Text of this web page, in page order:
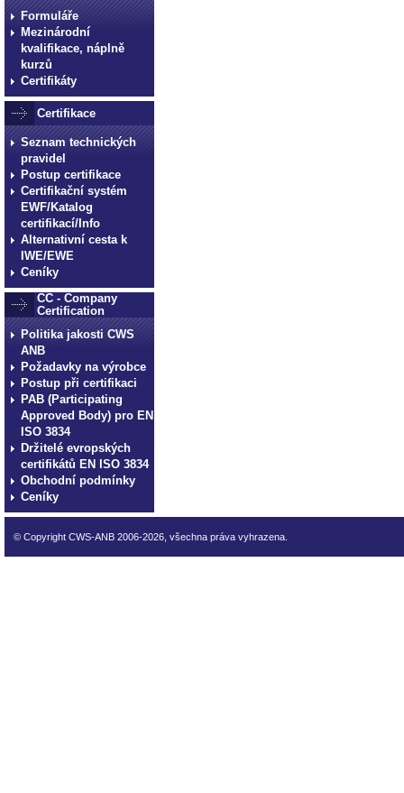
Formuláře
Mezinárodní
kvalifikace, náplně
kurzů
Certifikáty
Certifikace
Seznam technických
pravidel
Postup certifikace
Certifikační systém
EWF/Katalog
certifikací/Info
Alternativní cesta k
IWE/EWE
Ceníky
CC - Company
Certification
Politika jakosti CWS
ANB
Požadavky na výrobce
Postup při certifikaci
PAB (Participating
Approved Body) pro EN
ISO 3834
Držitelé evropských
certifikátů EN ISO 3834
Obchodní podmínky
Ceníky
© Copyright CWS-ANB 2006-2026, všechna práva vyhrazena.